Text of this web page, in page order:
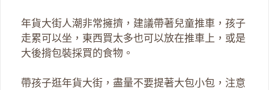
年貨大街人潮非常擁擠，建議帶著兒童推車，孩子
走累可以坐，東西買太多也可以放在推車上，或是
大後揹包裝採買的食物。
帶孩子逛年貨大街，盡量不要提著大包小包，注意